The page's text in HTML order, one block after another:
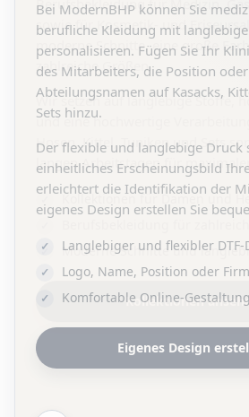
berufliche Kleidung mit
personalisieren. Fügen Sie Ihr
des Mitarbeiters, die Position
Abteilungsnamen auf Kasacks,
Sets hinzu.
Der flexible und langlebige Druck
einheitliches Erscheinungsbild
erleichtert die Identifikation der
eigenes Design erstellen Sie
Langlebiger und flexibler DTF-
Logo, Name, Position oder
Komfortable Online-Gestaltung
Eigenes Design